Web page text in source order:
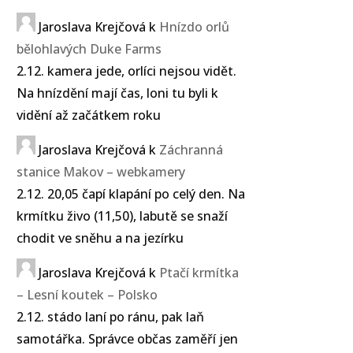
Jaroslava Krejčová k Hnízdo orlů
bělohlavých Duke Farms
2.12. kamera jede, orlíci nejsou vidět.
Na hnízdění mají čas, loni tu byli k
vidění až začátkem roku
Jaroslava Krejčová k Záchranná
stanice Makov – webkamery
2.12. 20,05 čapí klapání po celý den. Na
krmítku živo (11,50), labutě se snaží
chodit ve sněhu a na jezírku
Jaroslava Krejčová k Ptačí krmítka
– Lesní koutek – Polsko
2.12. stádo laní po ránu, pak laň
samotářka. Správce občas zaměří jen